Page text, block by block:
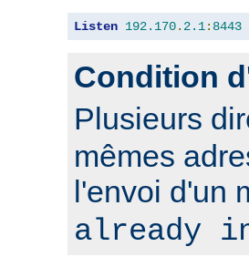
Listen 192.170. 2.1: 8443
Condition
Plusieurs
mêmes
l'envoi d'un
already